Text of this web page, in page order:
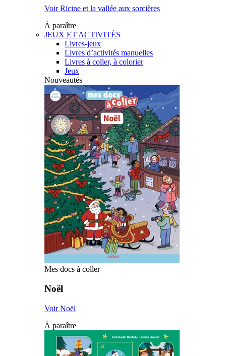
Voir Ricine et la vallée aux sorcières
À paraître
JEUX ET ACTIVITÉS
Livres-jeux
Livres d’activités manuelles
Livres à coller, à colorier
Jeux
Nouveautés
Mes docs à coller
Noël
Voir Noël
À paraître